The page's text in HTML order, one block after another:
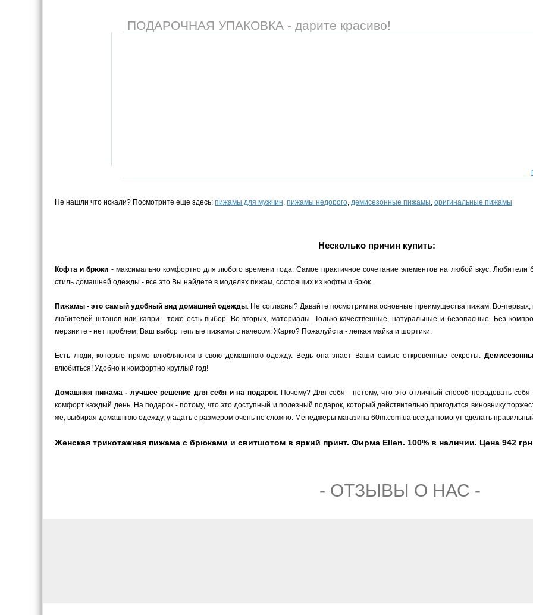
ПОДАРОЧНАЯ УПАКОВКА - дарите красиво!
Не нашли что искали? Посмотрите еще здесь: пижамы для мужчин, пижамы недорого, демисезонные пижамы, оригинальные пижамы
Несколько причин купить:
Кофта и брюки - максимально комфортно для любого времени года. Самое практичное сочетание элементов на любой вкус.
стиль домашней одежды - все это Вы найдете в моделях пижам, состоящих из кофты и брюк.
Пижамы - это самый удобный вид домашней одежды. Не согласны? Давайте посмотрим на основные преимущества пижам. Во-
любителей штанов или капри - тоже есть выбор. Во-вторых, материалы. Только качественные, натуральные и безопасные. Без
мерзните - нет проблем, Ваш выбор теплые пижамы с начесом. Жарко? Пожалуйста - легкая майка и шортики.
Есть люди, которые прямо влюбляются в свою домашнюю одежду. Ведь она знает Ваши самые откровенные секреты.
влюбиться! Удобно и комфортно круглый год!
Домашняя пижама - лучшее решение для себя и на подарок. Почему? Для себя - потому, что это отличный способ порадовать себя
комфорт каждый день. На подарок - потому, что это доступный и полезный подарок, который действительно пригодится виновнику
же, выбирая домашнюю одежду, угадать с размером очень не сложно. Менеджеры магазина 60m.com.ua всегда помогут сделать
Женская трикотажная пижама с брюками и свитшотом в яркий принт. Фирма Ellen. 100% в наличии. Цена 942
- ОТЗЫВЫ О НАС -